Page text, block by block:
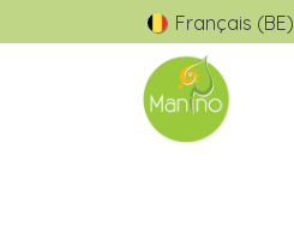
Français (BE)